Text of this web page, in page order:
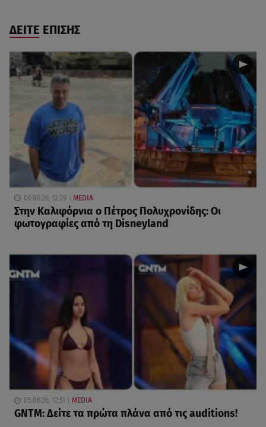
ΔΕΙΤΕ ΕΠΙΣΗΣ
06.08.26, 12:29 MEDIA
Στην Καλιφόρνια ο Πέτρος Πολυχρονίδης: Οι
φωτογραφίες από τη Disneyland
05.08.26, 12:51 MEDIA
GNTM: Δείτε τα πρώτα πλάνα από τις auditions!